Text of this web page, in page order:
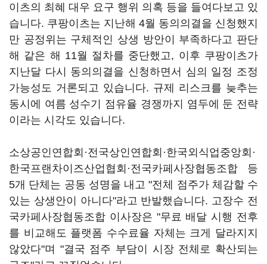
이츠의 최혜 대우 요구 행위 의혹 등을 들여다보고 있
습니다. 쿠팡이츠는 지난해 4월 동의의결을 신청했지
만 공정위는 구체적인 상생 방안이 부족하다고 판단
해 같은 해 11월 절차를 중단했고, 이후 쿠팡이츠가
지난달 다시 동의의결을 신청하면서 심의 일정 조정
가능성도 거론되고 있습니다. 규제 리스크를 늦추는
동시에 여름 성수기 점유율 경쟁까지 염두에 둔 전략
이라는 시각도 있습니다.
소상공인연합회·전국상인연합회·한국외식업중앙회·
한국프랜차이즈산업협회·전국카페사장협동조합 등
5개 단체는 공동 성명을 내고 "전체 점주가 체감할 수
있는 상생안이 아니다"라고 반발했습니다. 고장수 전
국카페사장협동조합 이사장은 "무료 배달 시행 전후
를 비교해도 플랫폼 수수료율 자체는 크게 달라지지
않았다"며 "결국 점주 부담이 시장 전체로 확산되는